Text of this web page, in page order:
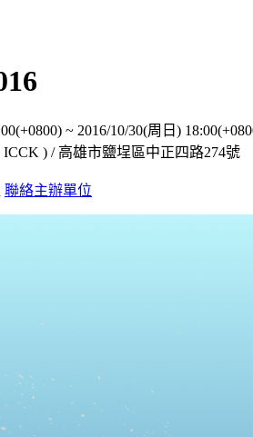
~ 2016/10/30(周日)
) / 高雄市鹽埕區中正四路274號
聯絡主辦單位